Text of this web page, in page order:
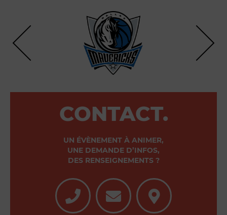
CONTACT.
UN ÉVÈNEMENT À ANIMER,
UNE DEMANDE D’INFOS,
DES RENSEIGNEMENTS ?